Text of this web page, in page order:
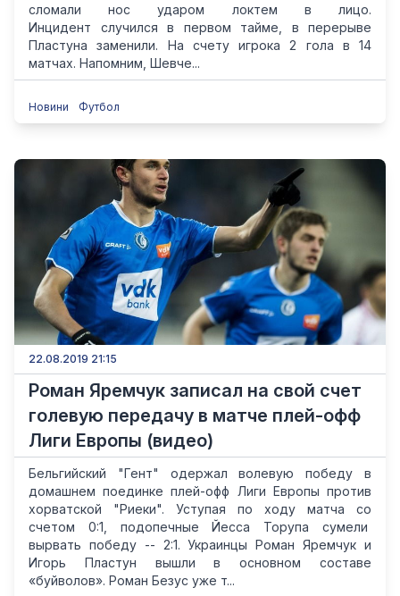
сломали нос ударом локтем в лицо.
Инцидент случился в первом тайме, в перерыве
Пластуна заменили. На счету игрока 2 гола в 14
матчах. Напомним, Шевче...
Новини Футбол
22.08.2019 21:15
Роман Яремчук записал на свой счет
голевую передачу в матче плей-офф
Лиги Европы (видео)
Бельгийский "Гент" одержал волевую победу в
домашнем поединке плей-офф Лиги Европы против
хорватской "Риеки". Уступая по ходу матча со
счетом 0:1, подопечные Йесса Торупа сумели
вырвать победу -- 2:1. Украинцы Роман Яремчук и
Игорь Пластун вышли в основном составе
«буйволов». Роман Безус уже т...